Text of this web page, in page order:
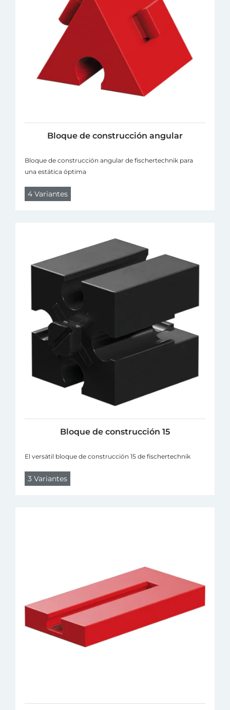
Bloque de construcción angular
Bloque de construcción angular de fischertechnik para
una estática óptima
4 Variantes
Bloque de construcción 15
El versátil bloque de construcción 15 de fischertechnik
3 Variantes